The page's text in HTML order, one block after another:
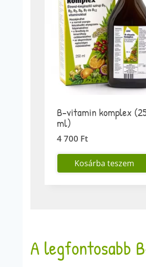
B-vitamin komplex
ml)
4 700 Ft
Kosárba teszem
A legfontosabb